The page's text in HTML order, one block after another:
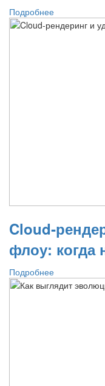
Подробнее
флоу:
Подробнее